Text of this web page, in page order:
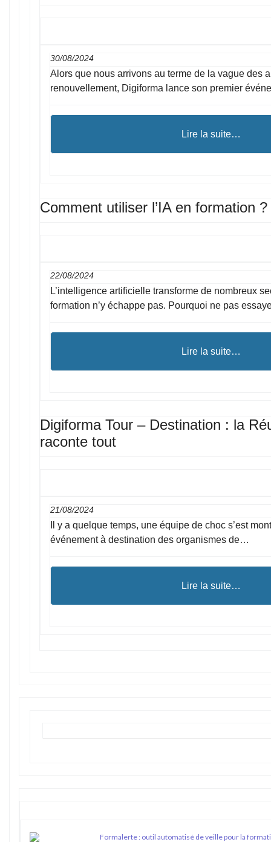
30/08/2024
Alors que nous arrivons au terme de la vague des
renouvellement, Digiforma lance son premier
Lire la suite…
Comment utiliser l’IA en formation ?
22/08/2024
L’intelligence artificielle transforme de nombreux
formation n’y échappe pas. Pourquoi ne pas
Lire la suite…
Digiforma Tour – Destination : la
raconte tout
21/08/2024
Il y a quelque temps, une équipe de choc s’est
événement à destination des organismes de…
Lire la suite…